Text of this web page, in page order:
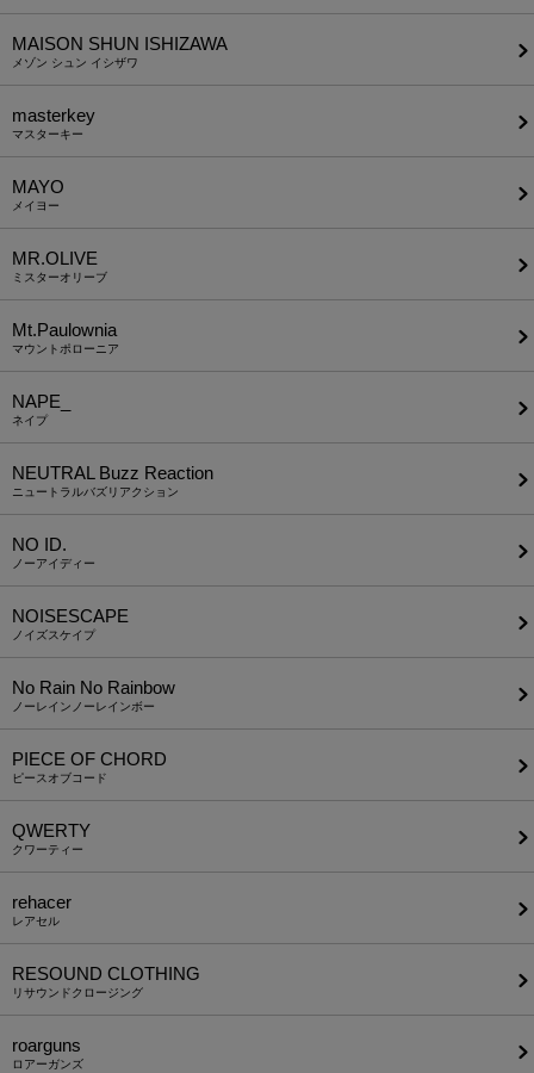
MAISON SHUN ISHIZAWA
メゾン シュン イシザワ
masterkey
マスターキー
MAYO
メイヨー
MR.OLIVE
ミスターオリーブ
Mt.Paulownia
マウントポローニア
NAPE_
ネイプ
NEUTRAL Buzz Reaction
ニュートラルバズリアクション
NO ID.
ノーアイディー
NOISESCAPE
ノイズスケイプ
No Rain No Rainbow
ノーレインノーレインボー
PIECE OF CHORD
ピースオブコード
QWERTY
クワーティー
rehacer
レアセル
RESOUND CLOTHING
リサウンドクロージング
roarguns
ロアーガンズ